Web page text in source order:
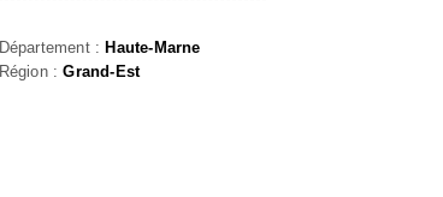
Département : Haute-Marne
Région :Grand-Est